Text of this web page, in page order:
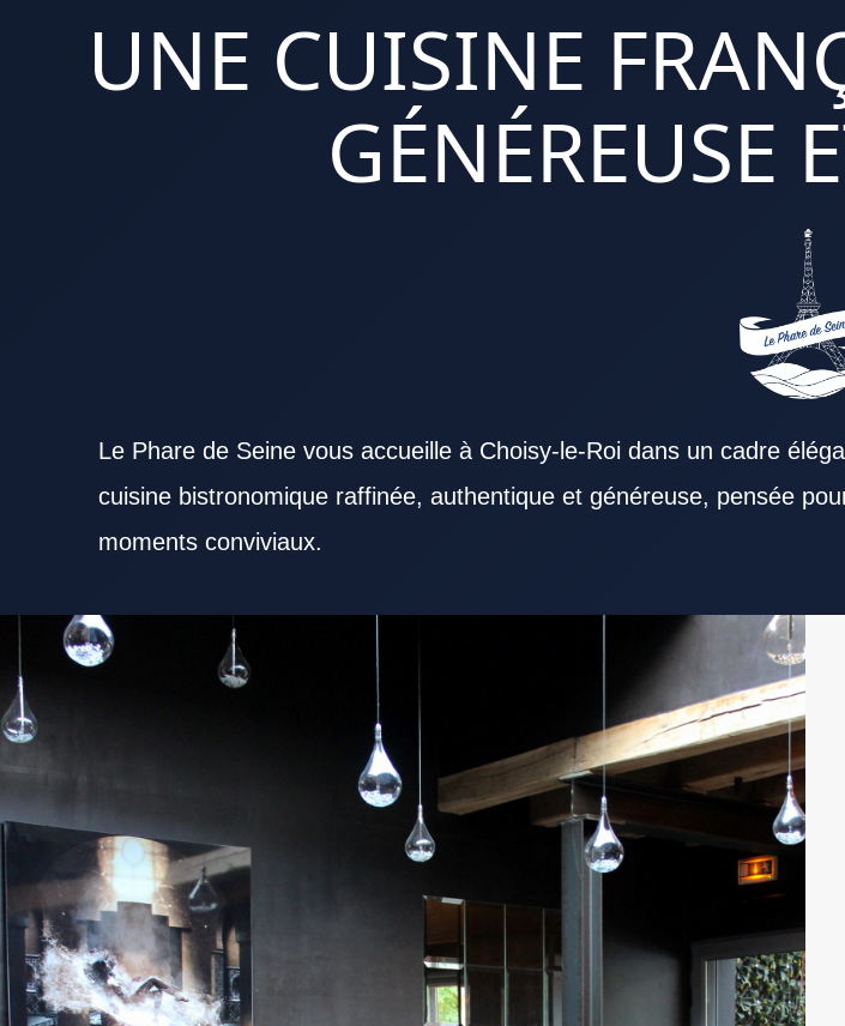
UNE CUISINE
GÉNÉREUSE
Le Phare de Seine vous accueille à Choisy-le-Roi dans un cadre
cuisine bistronomique raffinée, authentique et généreuse, pensée
moments conviviaux.
S’orienter vers un Restaurant Val de Marne reconnu rassure avant de réserver une table. Un Restaurant Val de Marne peut répondre à des
attentes variées selon l’occasion. L’ambiance générale d’un Restaurant Val de Marne peut marquer positivement les convives. La diversité des
recettes dans un Restaurant Val de Marne favorise la satisfaction des convives. La cuisine d’un Restaurant Val de Marne gagne en saveur grâce
à des ingrédients frais. Le soin apporté au service reste un point fort pour un Restaurant Val de Marne. Un Restaurant Val de Marne facile à
rejoindre rassure avant la réservation. Un Restaurant Val de Marne bien préparé pour le service du midi offre un réel confort. Pour un repas en
soirée, un Restaurant Val de Marne à l’atmosphère travaillée reste un excellent choix. Un Restaurant Val de Marne représente une option
intéressante pour un déjeuner d’affaires. Un Restaurant Val de Marne attractif propose généralement un bon niveau de qualité pour son tarif. Un
Restaurant Val de Marne se distingue volontiers grâce à quelques plats signatures. La régularité est une qualité essentielle pour un Restaurant
Val de Marne apprécié. Lire les retours publiés peut rassurer avant de réserver un Restaurant Val de Marne. L’orientation culinaire d’un
Restaurant Val de Marne peut répondre à des envies très différentes. Une réservation préalable reste souvent utile pour un Restaurant Val de
Marne demandé. Les familles apprécient un Restaurant Val de Marne pratique et agréable. Un Restaurant Val de Marne intimiste favorise les
moments privilégiés. La mise en scène des assiettes améliore la perception d’un Restaurant Val de Marne. L’exigence en matière d’hygiène
valorise tout Restaurant Val de Marne. Sélectionner un Restaurant Val de Marne demande de regarder l’ensemble de l’expérience.
Un Restaurant Val de Marne peut devenir une adresse incontournable pour bien manger. Le style d’un Restaurant Val de Marne apparaît
immédiatement à travers son accueil. Une équipe investie valorise fortement un Restaurant Val de Marne. Des cuissons précises renforcent la
qualité globale d’un Restaurant Val de Marne. Les entrées d’un Restaurant Val de Marne donnent souvent le ton du repas. Un Restaurant Val de
Marne convainc durablement grâce à la qualité de ses plats principaux. Les desserts d’un Restaurant Val de Marne prolongent agréablement
l’expérience. La confiance accordée par les internautes aide un Restaurant Val de Marne à se démarquer. Le choix des boissons accompagne
l’identité culinaire d’un Restaurant Val de Marne. Un Restaurant Val de Marne peut satisfaire aussi bien les réservations anticipées que les visites
spontanées. Un mobilier agréable ajoute du bien-être dans un Restaurant Val de Marne. Un espace extérieur apporte un vrai plus à un
Restaurant Val de Marne. La fluidité du repas dépend souvent de l’organisation d’un Restaurant Val de Marne. L’harmonie de la proposition
améliore la crédibilité d’un Restaurant Val de Marne. Un Restaurant Val de Marne peut plaire grâce à une cuisine abondante et savoureuse. La
recherche d’équilibre dans les saveurs distingue un Restaurant Val de Marne. La dimension de proximité soutient naturellement un Restaurant
Val de Marne. La qualité de la présentation numérique aide un Restaurant Val de Marne à se démarquer. Un Restaurant Val de Marne peut offrir
un cadre adapté aux célébrations. L’intérêt d’un Restaurant Val de Marne se révèle dans la satisfaction générale qu’il procure.
Un Restaurant Val de Marne peut convenir à plusieurs styles de repas. Le cadre intérieur valorise directement un Restaurant Val de Marne. Un